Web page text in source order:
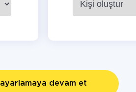
ayarlamaya devam et